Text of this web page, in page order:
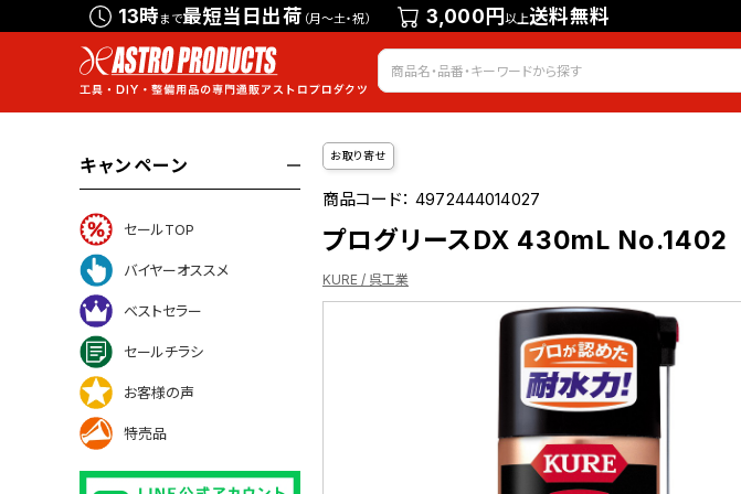
13時まで最短当日出荷 （月～土・祝） 3,000円以上送料無料
会員登録 ログイン お気に入り
キャンペーン
セールTOP
バイヤーオススメ
ベストセラー
セールチラシ
お客様の声
特売品
お取り寄せ
商品コード：4972444014027
プログリースDX 430mL No.1402
KURE / 呉工業